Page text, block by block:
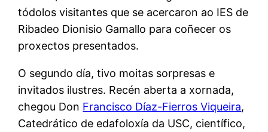
tódolos visitantes que se acercaron ao IES de
Ribadeo Dionisio Gamallo para coñecer os
proxectos presentados.
O segundo día, tivo moitas sorpresas e
invitados ilustres. Recén aberta a xornada,
chegou Don Francisco Díaz-Fierros Viqueira,
Catedrático de edafoloxía da USC, científico,